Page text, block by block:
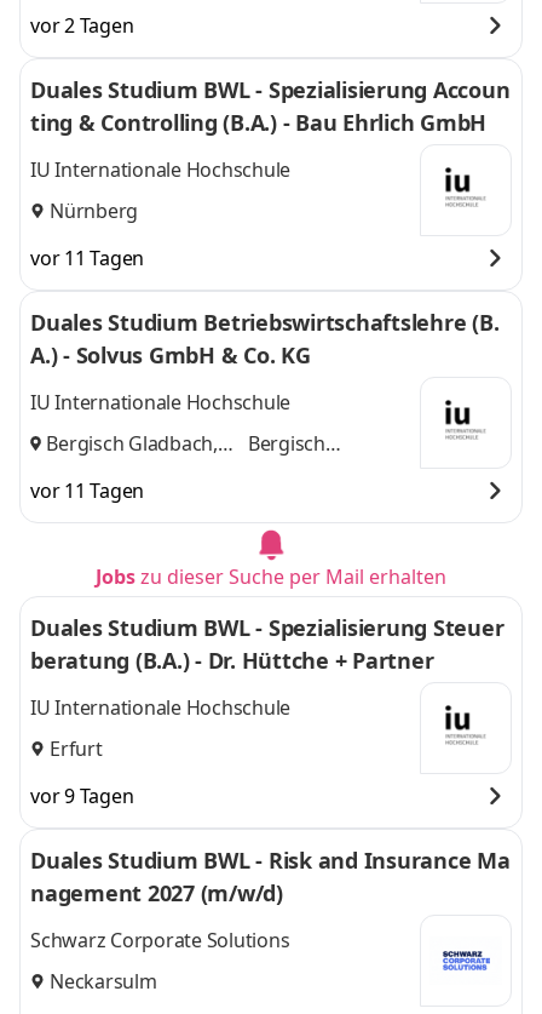
vor 2 Tagen
Duales Studium BWL - Spezialisierung Accoun
ting & Controlling (B.A.) - Bau Ehrlich GmbH
IU Internationale Hochschule
Nürnberg
vor 11 Tagen
Duales Studium Betriebswirtschaftslehre (B.
A.) - Solvus GmbH & Co. KG
IU Internationale Hochschule
Bergisch Gladbach,
Bergisch
vor 11 Tagen
Jobszu dieser Suche per Mail erhalten
Duales Studium BWL - Spezialisierung Steuer
beratung (B.A.) - Dr. Hüttche + Partner
IU Internationale Hochschule
Erfurt
vor 9 Tagen
Duales Studium BWL - Risk and Insurance Ma
nagement 2027 (m/w/d)
Schwarz Corporate Solutions
Neckarsulm